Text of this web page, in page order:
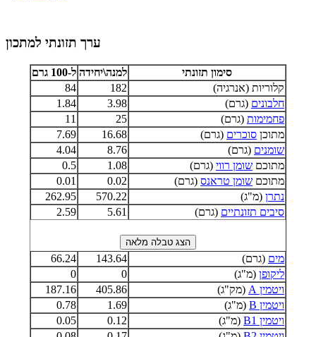
ערך תזונתי למתכון
סימון תזונתי למנה\יחידה ל-100 גרם
קלוריות (אנרגיה)
182
84
חלבונים (גרם) 3.98
1.84
פחמימות (גרם) 25
11
מתוכן סוכרים (גרם) 16.68
7.69
שומנים (גרם) 8.76
4.04
מתוכם שומן רווי (גרם) 1.08
0.5
מתוכם שומן טראנס (גרם) 0.02
0.01
נתרן (מ"ג) 570.22
262.95
סיבים תזונתיים (גרם) 5.61
2.59
מים (גרם) 143.64
66.24
ליקופן (מ"ג) 0
0
ויטמין A
(מק"ג) 405.86
187.16
ויטמין B
(מ"ג) 1.69
0.78
ויטמין B1
(מ"ג) 0.12
0.05